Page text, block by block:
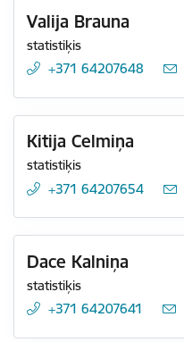
Valija Brauna
statistiķis
+371 64207648
Kitija Celmiņa
statistiķis
+371 64207654
Dace Kalniņa
statistiķis
+371 64207641